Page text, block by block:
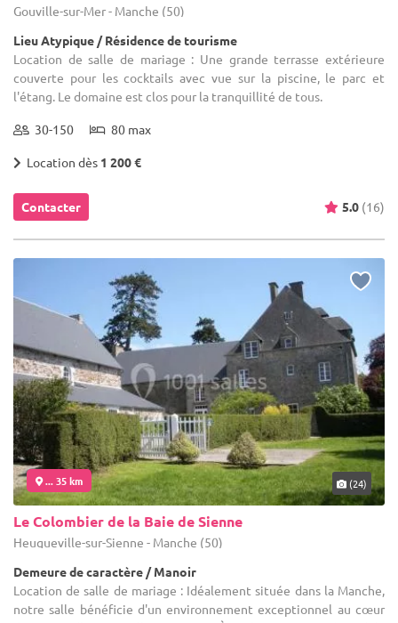
Gouville-sur-Mer - Manche (50)
Lieu Atypique / Résidence de tourisme
Location de salle de mariage : Une grande terrasse extérieure
couverte pour les cocktails avec vue sur la piscine, le parc et
l'étang. Le domaine est clos pour la tranquillité de tous.
30-150 80 max
Location dès 1 200 €
Contacter 5.0 (16)
... 35 km (24)
Le Colombier de la Baie de Sienne
Heugueville-sur-Sienne - Manche (50)
Demeure de caractère / Manoir
Location de salle de mariage : Idéalement située dans la Manche,
notre salle bénéficie d'un environnement exceptionnel au cœur